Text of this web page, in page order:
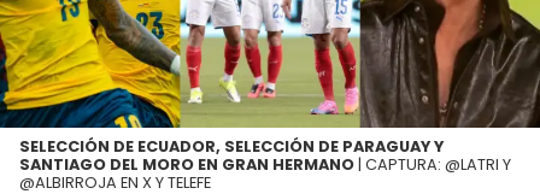
SELECCIÓN DE ECUADOR, SELECCIÓN DE PARAGUAY Y
SANTIAGO DEL MORO EN GRAN HERMANO | CAPTURA: @LATRI Y
@ALBIRROJA EN X Y TELEFE